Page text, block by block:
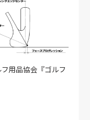
用品協会『ゴルフ